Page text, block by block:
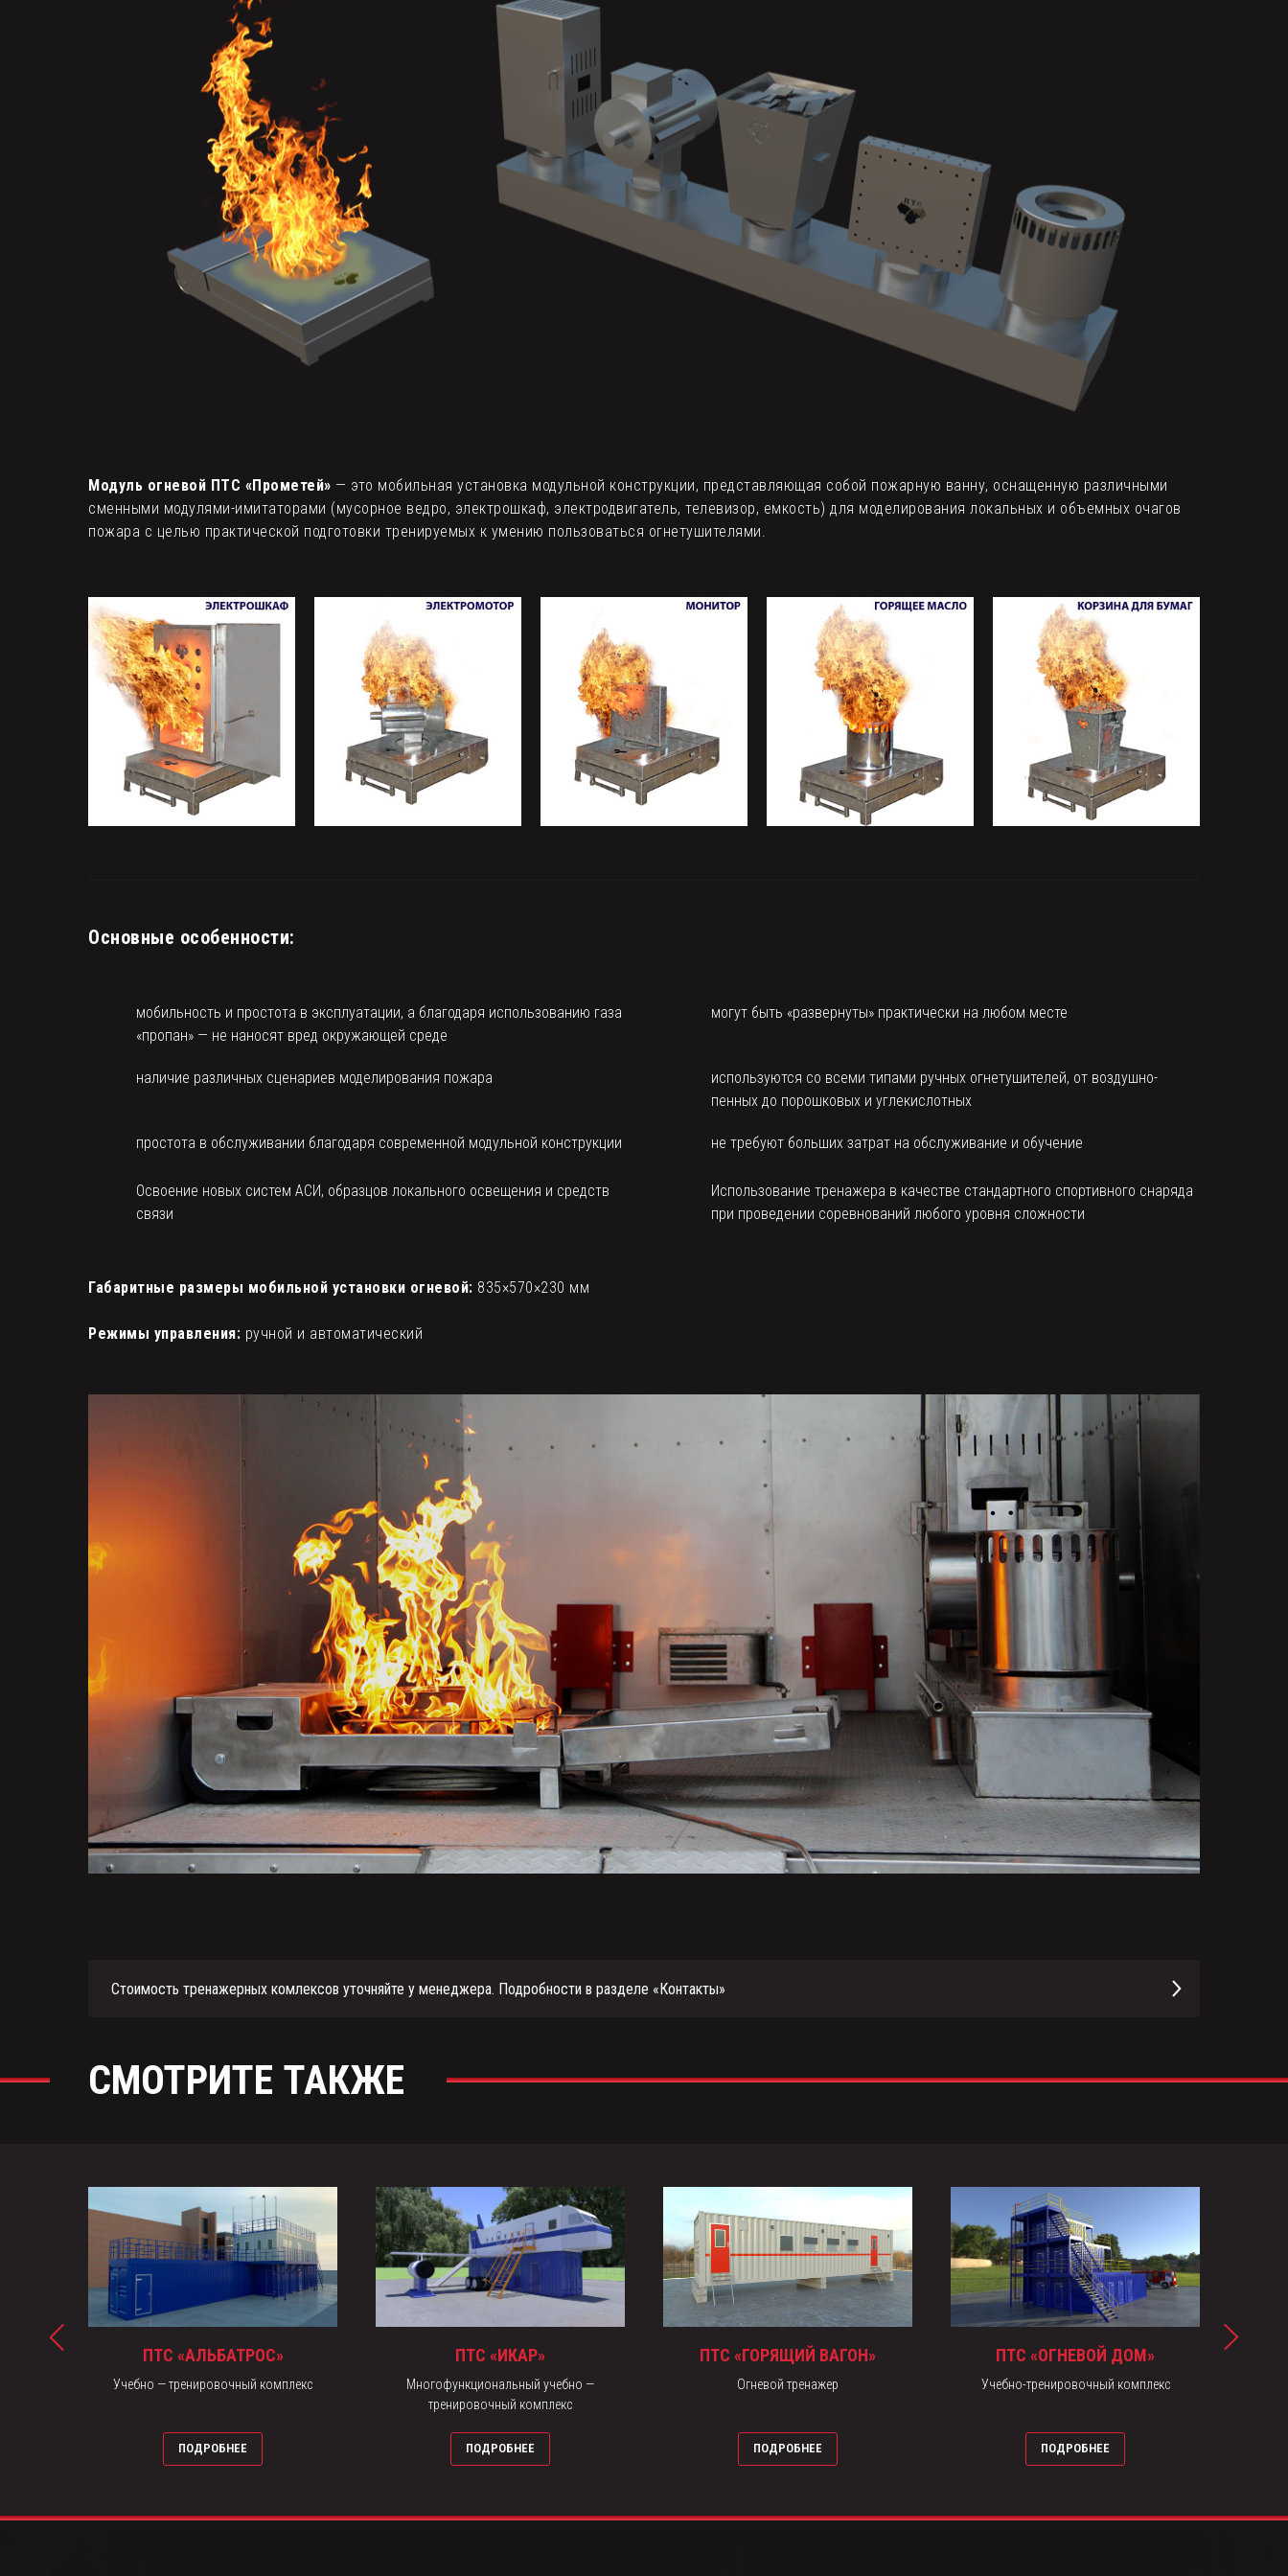
Модуль огневой ПТС «Прометей» — это мобильная установка модульной конструкции, представляющая собой пожарную ванну, оснащенную различными
сменными модулями-имитаторами (мусорное ведро, электрошкаф, электродвигатель, телевизор, емкость) для моделирования локальных и объемных очагов
пожара с целью практической подготовки тренируемых к умению пользоваться огнетушителями.
Основные особенности:
мобильность и простота в эксплуатации, а благодаря использованию газа
«пропан» — не наносят вред окружающей среде
могут быть «развернуты» практически на любом месте
наличие различных сценариев моделирования пожара
используются со всеми типами ручных огнетушителей, от воздушно-
пенных до порошковых и углекислотных
простота в обслуживании благодаря современной модульной конструкции не требуют больших затрат на обслуживание и обучение
Освоение новых систем АСИ, образцов локального освещения и средств
связи
Использование тренажера в качестве стандартного спортивного снаряда
при проведении соревнований любого уровня сложности
Габаритные размеры мобильной установки огневой: 835×570×230 мм
Режимы управления: ручной и автоматический
Стоимость тренажерных комлексов уточняйте у менеджера. Подробности в разделе «Контакты»
СМОТРИТЕ ТАКЖЕ
ПТС «АЛЬБАТРОС»
Учебно — тренировочный комплекс
ПОДРОБНЕЕ
ПТС «ИКАР»
Многофункциональный учебно —
тренировочный комплекс
ПОДРОБНЕЕ
ПТС «ГОРЯЩИЙ ВАГОН»
Огневой тренажер
ПОДРОБНЕЕ
ПТС «ОГНЕВОЙ ДОМ»
Учебно-тренировочный комплекс
ПОДРОБНЕЕ